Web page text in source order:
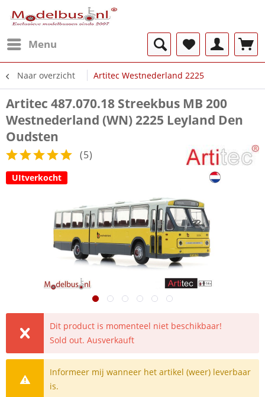
Menu
Naar overzicht Artitec Westnederland 2225
Artitec 487.070.18 Streekbus MB 200
Westnederland (WN) 2225 Leyland Den
Oudsten
(5)
UItverkocht
Dit product is momenteel niet beschikbaar!
Sold out. Ausverkauft
Informeer mij wanneer het artikel (weer) leverbaar
is.